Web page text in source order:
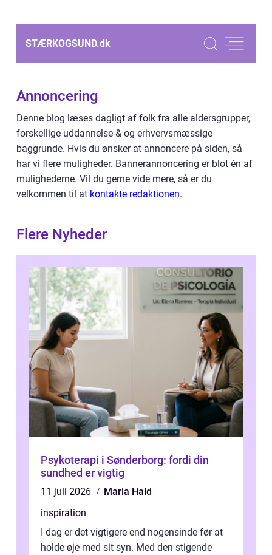
STÆRKOGSUND.dk
Annoncering
Denne blog læses dagligt af folk fra alle aldersgrupper,
forskellige uddannelse-& og erhvervsmæssige
baggrunde. Hvis du ønsker at annoncere på siden, så
har vi flere muligheder. Bannerannoncering er blot én af
mulighederne. Vil du gerne vide mere, så er du
velkommen til at kontakte redaktionen.
Flere Nyheder
Psykoterapi i Sønderborg: fordi din
sundhed er vigtig
11 juli 2026
Maria Hald
inspiration
I dag er det vigtigere end nogensinde før at
holde øje med sit syn. Med den stigende